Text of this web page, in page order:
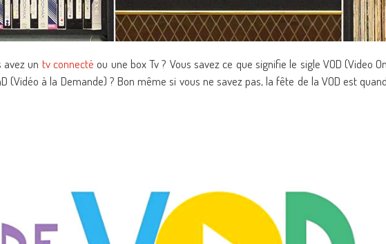
avez un tv connecté ou une box Tv ? Vous savez ce que signifie le sigle VOD (Video On
(Vidéo à la Demande) ? Bon même si vous ne savez pas, la fête de la VOD est quand